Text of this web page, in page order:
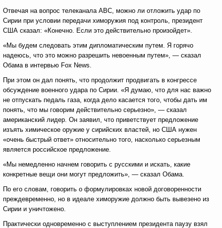
Отвечая на вопрос телеканала ABC, можно ли отложить удар по
Сирии при условии передачи химоружия под контроль, президент
США сказал: «Конечно. Если это действительно произойдет».
«Мы будем следовать этим дипломатическим путем. Я горячо
надеюсь, что это можно разрешить невоенным путем», — сказал
Обама в интервью Fox News.
При этом он дал понять, что продолжит продвигать в конгрессе
обсуждение военного удара по Сирии. «Я думаю, что для нас важно
не отпускать педаль газа, когда дело касается того, чтобы дать им
понять, что мы говорим действительно серьезно», — сказал
американский лидер. Он заявил, что приветствует предложение
изъять химическое оружие у сирийских властей, но США нужен
«очень быстрый ответ» относительно того, насколько серьезным
является российское предложение.
«Мы немедленно начнем говорить с русскими и искать, какие
конкретные вещи они могут предложить», — сказал Обама.
По его словам, говорить о формулировках новой договоренности
преждевременно, но в идеале химоружие должно быть вывезено из
Сирии и уничтожено.
Практически одновременно с выступлением президента паузу взял